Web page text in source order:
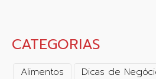
CATEGORIAS
Alimentos Dicas de